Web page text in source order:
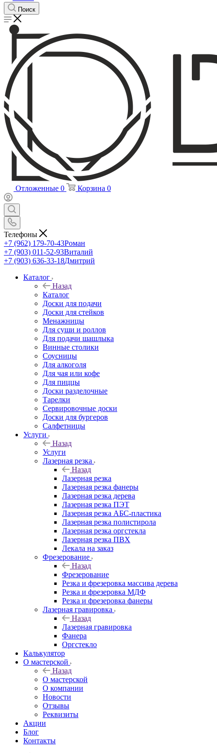
Поиск
Отложенные 0 Корзина 0
Телефоны
+7 (962) 179-70-43Роман
+7 (903) 011-52-93Виталий
+7 (903) 636-33-18Дмитрий
Каталог
Назад
Каталог
Доски для подачи
Доски для стейков
Менажницы
Для суши и роллов
Для подачи шашлыка
Винные столики
Соусницы
Для алкоголя
Для чая или кофе
Для пиццы
Доски разделочные
Тарелки
Сервировочные доски
Доски для бургеров
Салфетницы
Услуги
Назад
Услуги
Лазерная резка
Назад
Лазерная резка
Лазерная резка фанеры
Лазерная резка дерева
Лазерная резка ПЭТ
Лазерная резка АБС-пластика
Лазерная резка полистирола
Лазерная резка оргстекла
Лазерная резка ПВХ
Лекала на заказ
Фрезерование
Назад
Фрезерование
Резка и фрезеровка массива дерева
Резка и фрезеровка МДФ
Резка и фрезеровка фанеры
Лазерная гравировка
Назад
Лазерная гравировка
Фанера
Орг­стек­ло
Калькулятор
О мастерской
Назад
О мастерской
О компании
Новости
Отзывы
Реквизиты
Акции
Блог
Контакты